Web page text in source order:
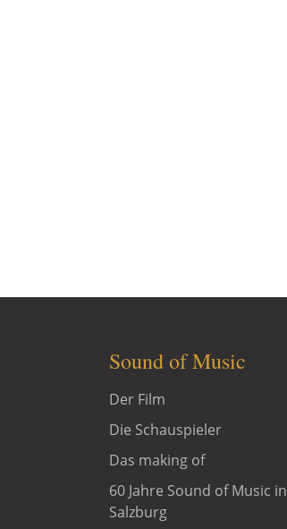
Sound of Music
Der Film
Die Schauspieler
Das making of
60 Jahre Sound of Music in
Salzburg